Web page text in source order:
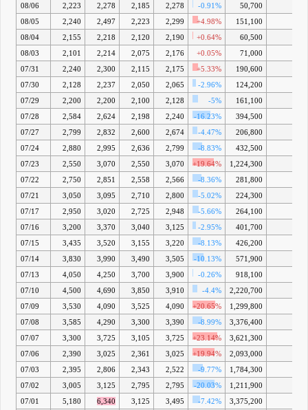
08/06
2,223 2,278 2,185 2,278 -0.91% 50,700
08/05
2,240 2,497 2,223 2,299 +4.98% 151,100
08/04
2,155 2,218 2,120 2,190 +0.64% 60,500
08/03
2,101 2,214 2,075 2,176 +0.05% 71,000
07/31
2,240 2,300 2,115 2,175 +5.33% 190,600
07/30
2,128 2,237 2,050 2,065 -2.96% 124,200
07/29
2,200 2,200 2,100 2,128 -5% 161,100
07/28
2,584 2,624 2,198 2,240 -16.23% 394,500
07/27
2,799 2,832 2,600 2,674 -4.47% 206,800
07/24
2,880 2,995 2,636 2,799 -8.83% 432,500
07/23
2,550 3,070 2,550 3,070 +19.64% 1,224,300
07/22
2,750 2,851 2,558 2,566 -8.36% 281,800
07/21
3,050 3,095 2,710 2,800 -5.02% 224,300
07/17
2,950 3,020 2,725 2,948 -5.66% 264,100
07/16
3,200 3,370 3,040 3,125 -2.95% 401,700
07/15
3,435 3,520 3,155 3,220 -8.13% 426,200
07/14
3,830 3,990 3,490 3,505 -10.13% 571,900
07/13
4,050 4,250 3,700 3,900 -0.26% 918,100
07/10
4,500 4,690 3,850 3,910 -4.4% 2,220,700
07/09
3,530 4,090 3,525 4,090 +20.65% 1,299,800
07/08
3,585 4,290 3,300 3,390 -8.99% 3,376,400
07/07
3,300 3,725 3,105 3,725 +23.14% 3,621,300
07/06
2,390 3,025 2,361 3,025 +19.94% 2,093,000
07/03
2,395 2,806 2,343 2,522 -9.77% 1,784,300
07/02
3,005 3,125 2,795 2,795 -20.03% 1,211,900
07/01
5,180 6,340 3,125 3,495 -7.42% 3,375,200